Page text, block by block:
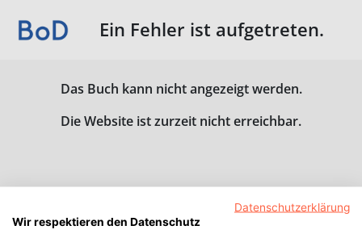
Ein Fehler ist aufgetreten.
Das Buch kann nicht angezeigt werden.
Die Website ist zurzeit nicht erreichbar.
Datenschutzerklärung
Wir respektieren den Datenschutz